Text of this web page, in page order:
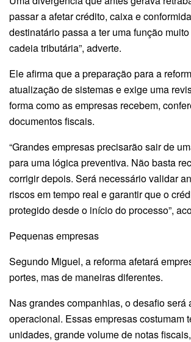
passar a afetar crédito, caixa e
destinatário passa a ter uma função
cadeia tributária”, adverte.
Ele afirma que a preparação para a
atualização de sistemas e exige uma
forma como as empresas recebem,
documentos fiscais.
“Grandes empresas precisarão sair de
para uma lógica preventiva. Não basta
corrigir depois. Será necessário validar
riscos em tempo real e garantir que o
protegido desde o início do processo”,
Pequenas empresas
Segundo Miguel, a reforma afetará
portes, mas de maneiras diferentes.
Nas grandes companhias, o desafio será
operacional. Essas empresas costumam
unidades, grande volume de notas